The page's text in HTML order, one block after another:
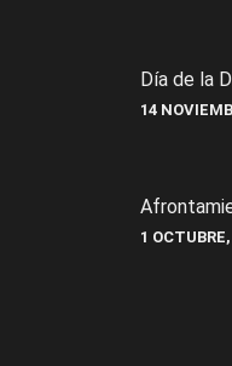
Día de la
14
1